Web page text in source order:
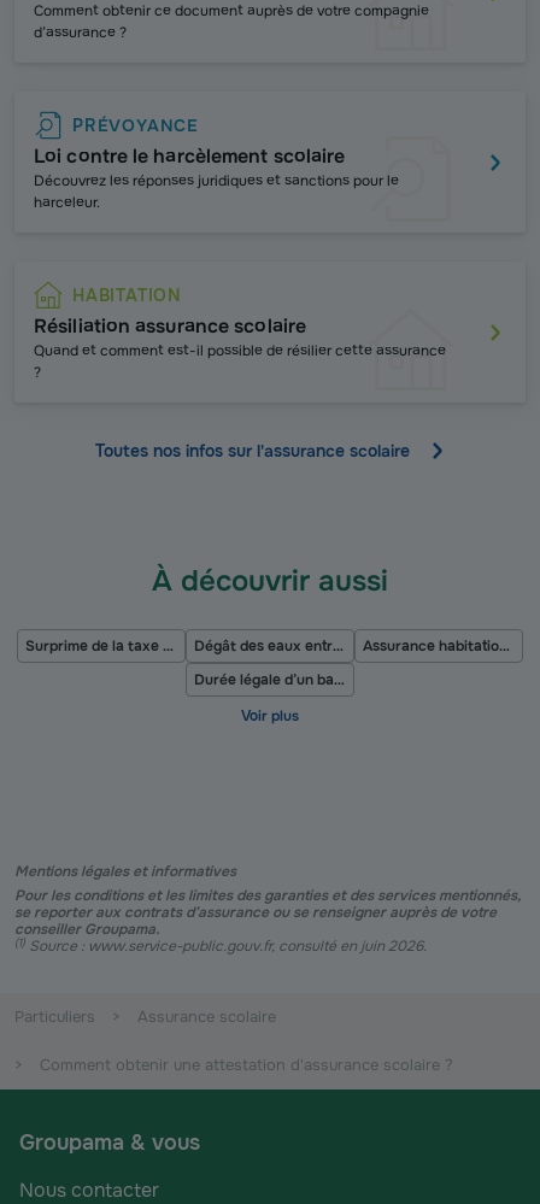
Comment obtenir ce document auprès de votre compagnie
d’assurance ?
PRÉVOYANCE
Loi contre le harcèlement scolaire
Découvrez les réponses juridiques et sanctions pour le
harceleur.
HABITATION
Résiliation assurance scolaire
Quand et comment est-il possible de résilier cette assurance
?
Toutes nos infos sur l'assurance scolaire
À découvrir aussi
Surprime de la taxe catastrophe naturelle Dégât des eaux entre voisins
Assurance habitation et changement de serrure
Durée légale d’un bail de location
Mentions légales et informatives
Pour les conditions et les limites des garanties et des services mentionnés,
se reporter aux contrats d’assurance ou se renseigner auprès de votre
conseiller Groupama.
(1) Source : www.service-public.gouv.fr, consulté en juin 2026.
Particuliers Assurance scolaire
Comment obtenir une attestation d'assurance scolaire ?
Groupama & vous
Nous contacter